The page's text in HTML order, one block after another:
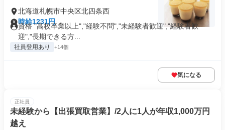
北海道札幌市中央区北四条西
時給1231円
資格 "高校卒業以上","経験不問","未経験者歓迎","経験者歓
迎","長期できる方...
社員登用あり +14個
気になる
正社員
未経験から【出張買取営業】/2人に1人が年収1,000万円
越え